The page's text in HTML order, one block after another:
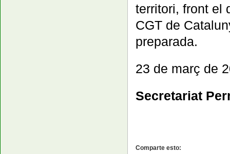
territori, front el
CGT de
preparada.
23 de març de
Secretariat
Comparte esto: